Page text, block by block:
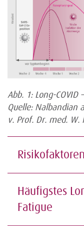
Abb. 1: Long-
Quelle:
v. Prof. Dr. med. W.
Risikofaktoren
Häufigstes
Fatigue